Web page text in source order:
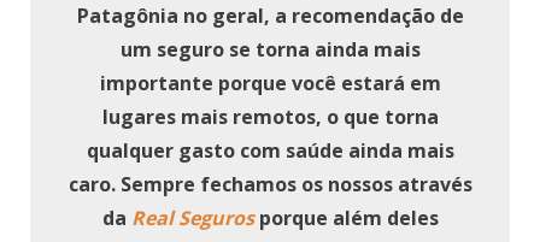
Patagônia no geral, a recomendação de
um seguro se torna ainda mais
importante porque você estará em
lugares mais remotos, o que torna
qualquer gasto com saúde ainda mais
caro. Sempre fechamos os nossos através
da Real Segurosporque além deles